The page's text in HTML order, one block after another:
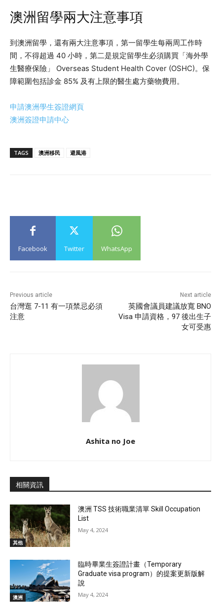
澳洲留學兩大注意事項
到澳洲留學，還有兩大注意事項，第一留學生每兩周工作時
間，不得超過 40 小時，第二是規定留學生必須購買「海外學
生醫療保險」 Overseas Student Health Cover (OSHC)。保
障範圍包括診金 85% 及有上限的醫生處方藥物費用。
申請澳洲學生簽證網頁
澳洲簽證申請中心
TAGS 澳洲移民 避風港
Facebook Twitter WhatsApp
Previous article
台灣逛 7-11 有一項禁忌必須
注意
Next article
英國會議員建議放寬 BNO
Visa 申請資格，97 後出生子
女可受惠
Ashita no Joe
相關資訊
其他
澳洲 TSS 技術職業清單 Skill Occupation
List
May 4, 2024
澳洲
臨時畢業生簽證計畫（Temporary
Graduate visa program）的提案更新版解
說
May 4, 2024